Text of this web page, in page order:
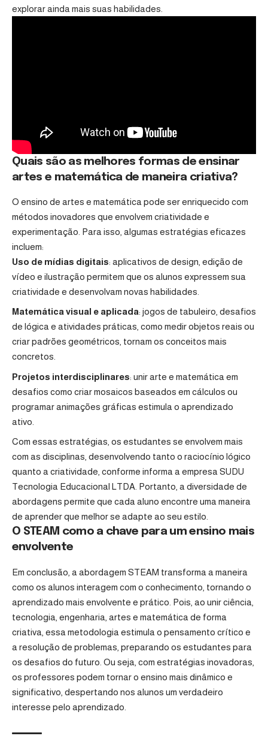
explorar ainda mais suas habilidades.
Quais são as melhores formas de ensinar
artes e matemática de maneira criativa?
O ensino de artes e matemática pode ser enriquecido com
métodos inovadores que envolvem criatividade e
experimentação. Para isso, algumas estratégias eficazes
incluem:
Uso de mídias digitais: aplicativos de design, edição de
vídeo e ilustração permitem que os alunos expressem sua
criatividade e desenvolvam novas habilidades.
Matemática visual e aplicada: jogos de tabuleiro, desafios
de lógica e atividades práticas, como medir objetos reais ou
criar padrões geométricos, tornam os conceitos mais
concretos.
Projetos interdisciplinares: unir arte e matemática em
desafios como criar mosaicos baseados em cálculos ou
programar animações gráficas estimula o aprendizado
ativo.
Com essas estratégias, os estudantes se envolvem mais
com as disciplinas, desenvolvendo tanto o raciocínio lógico
quanto a criatividade, conforme informa a empresa SUDU
Tecnologia Educacional LTDA. Portanto, a diversidade de
abordagens permite que cada aluno encontre uma maneira
de aprender que melhor se adapte ao seu estilo.
O STEAM como a chave para um ensino mais
envolvente
Em conclusão, a abordagem STEAM transforma a maneira
como os alunos interagem com o conhecimento, tornando o
aprendizado mais envolvente e prático. Pois, ao unir ciência,
tecnologia, engenharia, artes e matemática de forma
criativa, essa metodologia estimula o pensamento crítico e
a resolução de problemas, preparando os estudantes para
os desafios do futuro. Ou seja, com estratégias inovadoras,
os professores podem tornar o ensino mais dinâmico e
significativo, despertando nos alunos um verdadeiro
interesse pelo aprendizado.